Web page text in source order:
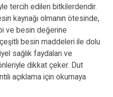
tercih edilen bitkilerdendir.
kaynağı olmanın ötesinde,
ve besin değerine
besin maddeleri ile dolu
sağlık faydaları ve
dikkat çeker. Dut
açıklama için okumaya